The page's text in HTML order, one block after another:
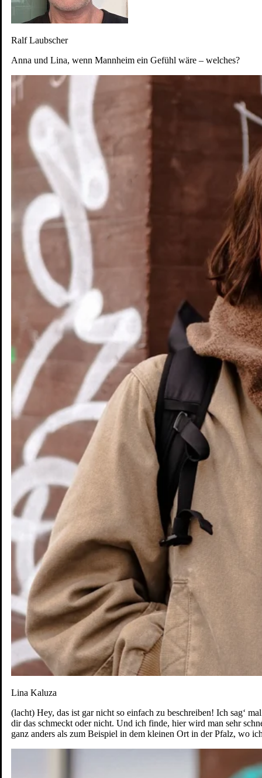
Unsichtbares sichtbar machen
Erleben
Wohnen
Zukunft
So fühlt sich Mannheim an
DE
Ralf Laubscher
Anna und Lina, wenn Mannheim ein Gefühl wäre – welches?
Lina Kaluza
(lacht) Hey, das ist gar nicht so einfach zu beschreiben! Ich sag‘
dir das schmeckt oder nicht. Und ich finde, hier wird man sehr
ganz anders als zum Beispiel in dem kleinen Ort in der Pfalz, wo